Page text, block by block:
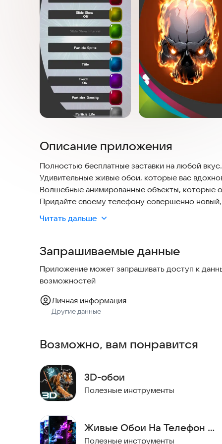
Описание приложения
Полностью бесплатные заставки на любой вкус.
Удивительные живые обои, которые вас
Волшебные анимированные объекты, которые
Придайте своему телефону совершенно
Безопасно и удобно. Все материалы
Поддерживается на большинстве популярных
Обновления и новые темы появляются
дизайном.
Создавайте уникальный стиль своего
Выбирайте из множества категорий: природа,
каждый день.
Читать дальше
Запрашиваемые данные
Приложение может запрашивать доступ к
возможностей
Личная информация
Другие данные
Возможно, вам понравится
3D-обои
Полезные инструменты
Живые Обои На Телефон -
WALLPS
Полезные инструменты